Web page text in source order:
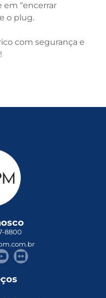
em “encerrar
o plug.
com segurança e
8800